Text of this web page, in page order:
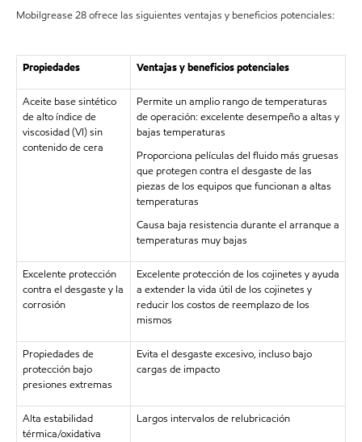
Mobilgrease 28 ofrece las siguientes ventajas y beneficios potenciales:
Propiedades Ventajas y beneficios potenciales
Aceite base sintético
de alto índice de
viscosidad (VI) sin
contenido de cera
Permite un amplio rango de temperaturas
de operación: excelente desempeño a altas y
bajas temperaturas
Proporciona películas del fluido más gruesas
que protegen contra el desgaste de las
piezas de los equipos que funcionan a altas
temperaturas
Causa baja resistencia durante el arranque a
temperaturas muy bajas
Excelente protección
contra el desgaste y la
corrosión
Excelente protección de los cojinetes y ayuda
a extender la vida útil de los cojinetes y
reducir los costos de reemplazo de los
mismos
Propiedades de
protección bajo
presiones extremas
Evita el desgaste excesivo, incluso bajo
cargas de impacto
Alta estabilidad
térmica/oxidativa
Largos intervalos de relubricación